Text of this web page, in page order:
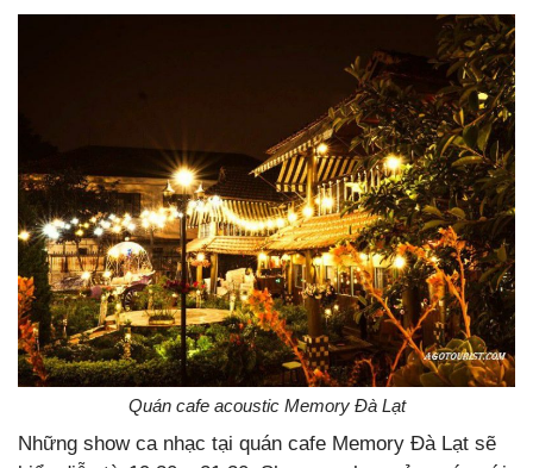
Quán cafe acoustic Memory Đà Lạt
Những show ca nhạc tại quán cafe Memory Đà Lạt sẽ